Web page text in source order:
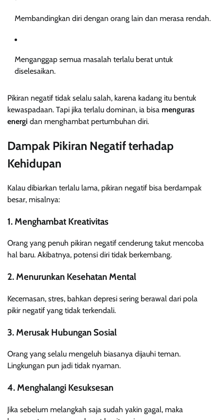
Membandingkan diri dengan orang lain dan merasa rendah.
Menganggap semua masalah terlalu berat untuk
diselesaikan.
Pikiran negatif tidak selalu salah, karena kadang itu bentuk
kewaspadaan. Tapi jika terlalu dominan, ia bisa menguras
energi dan menghambat pertumbuhan diri.
Dampak Pikiran Negatif terhadap
Kehidupan
Kalau dibiarkan terlalu lama, pikiran negatif bisa berdampak
besar, misalnya:
1. Menghambat Kreativitas
Orang yang penuh pikiran negatif cenderung takut mencoba
hal baru. Akibatnya, potensi diri tidak berkembang.
2. Menurunkan Kesehatan Mental
Kecemasan, stres, bahkan depresi sering berawal dari pola
pikir negatif yang tidak terkendali.
3. Merusak Hubungan Sosial
Orang yang selalu mengeluh biasanya dijauhi teman.
Lingkungan pun jadi tidak nyaman.
4. Menghalangi Kesuksesan
Jika sebelum melangkah saja sudah yakin gagal, maka